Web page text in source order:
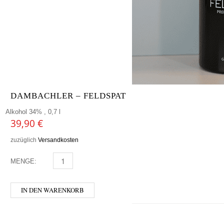
DAMBACHLER – FELDSPAT
Alkohol 34% , 0,7 l
39,90 €
zuzüglich Versandkosten
MENGE: DAMBACHLER - FELDSPAT MENGE
IN DEN WARENKORB